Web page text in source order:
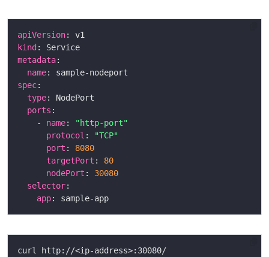
apiVersion
kind
metadata
name
spec
type
ports
    -
name:
"http-port"
protocol :
"TCP"
port : 8080
targetPort : 80
nodePort : 30080
selector
app